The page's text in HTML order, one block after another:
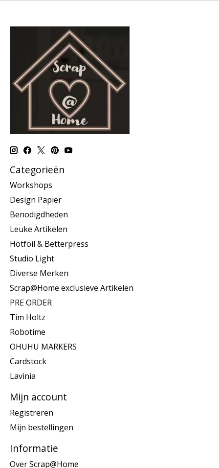
Categorieën
Workshops
Design Papier
Benodigdheden
Leuke Artikelen
Hotfoil & Betterpress
Studio Light
Diverse Merken
Scrap@Home exclusieve Artikelen
PRE ORDER
Tim Holtz
Robotime
OHUHU MARKERS
Cardstock
Lavinia
Mijn account
Registreren
Mijn bestellingen
Informatie
Over Scrap@Home